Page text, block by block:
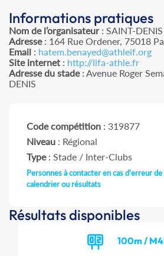
Informations pratiques
Nom de l’organisateur: SAINT-DENIS
Adresse: 164 Rue Ordener, 75018
Email : hatem.benayed@athleif.org
Site internet : http://lifa-athle.fr
Adresse du stade: Avenue Roger
DENIS
Code compétition : 319877
Niveau : Régional
Type: Stade / Inter-Clubs
Personnes à contacter en cas d'erreur
calendrier ou résultats
Résultats disponibles
100m /